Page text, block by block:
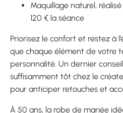
Maquillage naturel,
120 € la séance
Priorisez le confort et restez à
que chaque élément de votre
personnalité. Un dernier
suffisamment tôt chez le
pour anticiper retouches et
À 50 ans, la robe de mariée